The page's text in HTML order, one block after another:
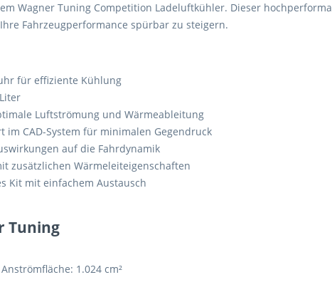
Wagner Tuning Competition Ladeluftkühler. Dieser
Fahrzeugperformance spürbar zu steigern.
für effiziente Kühlung
Luftströmung und Wärmeableitung
im CAD-System für minimalen Gegendruck
auf die Fahrdynamik
zusätzlichen Wärmeleiteigenschaften
Kit mit einfachem Austausch
Tuning
1.024 cm²